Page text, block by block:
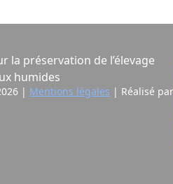
la préservation de l’élevage
humides
| Mentions légales | Réalisé par